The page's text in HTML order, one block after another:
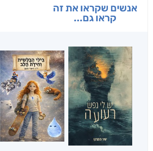
אנשים שקראו את זה
קראו גם...